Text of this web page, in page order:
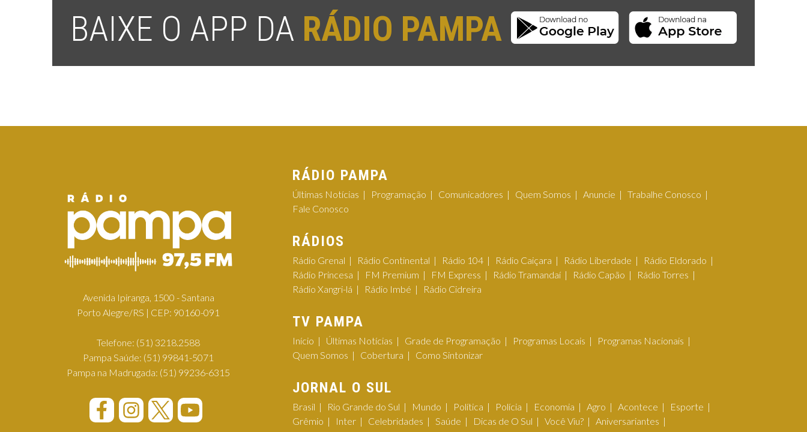
BAIXE O APP DA RÁDIO PAMPA
Avenida Ipiranga, 1500 - Santana
Porto Alegre/RS | CEP: 90160-091
Telefone: (51) 3218.2588
Pampa Saúde: (51) 99841-5071
Pampa na Madrugada: (51) 99236-6315
RÁDIO PAMPA
Últimas Notícias Programação Comunicadores Quem Somos Anuncie
Trabalhe Conosco
Fale Conosco
RÁDIOS
Rádio Grenal Rádio Continental Rádio 104 Rádio Caiçara Rádio Liberdade
Rádio Eldorado
Rádio Princesa
FM Premium FM Express Rádio Tramandaí Rádio Capão
Rádio Torres
Rádio Xangri-lá
Rádio Imbé Rádio Cidreira
TV PAMPA
Início Últimas Notícias Grade de Programação Programas Locais
Programas Nacionais
Quem Somos
Cobertura Como Sintonizar
JORNAL O SUL
Brasil Rio Grande do Sul Mundo Política Polícia Economia Agro Acontece
Esporte
Grêmio
Inter Celebridades Saúde Dicas de O Sul Você Viu?
Aniversariantes